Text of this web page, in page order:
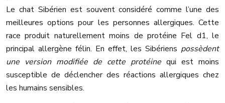
Le chat Sibérien est souvent considéré comme l’une des
meilleures options pour les personnes allergiques. Cette
race produit naturellement moins de protéine Fel d1, le
principal allergène félin. En effet, les Sibériens possèdent
une version modifiée de cette protéine qui est moins
susceptible de déclencher des réactions allergiques chez
les humains sensibles.